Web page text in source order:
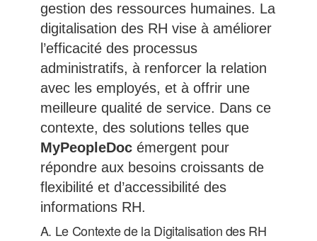
gestion des ressources humaines. La
digitalisation des RH vise à améliorer
l’efficacité des processus
administratifs, à renforcer la relation
avec les employés, et à offrir une
meilleure qualité de service. Dans ce
contexte, des solutions telles que
MyPeopleDocémergent pour
répondre aux besoins croissants de
flexibilité et d’accessibilité des
informations RH.
A. Le Contexte de la Digitalisation des RH